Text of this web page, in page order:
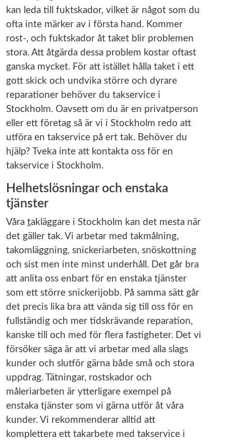
kan leda till fuktskador, vilket är något som du
ofta inte märker av i första hand. Kommer
rost-, och fuktskador åt taket blir problemen
stora. Att åtgärda dessa problem kostar oftast
ganska mycket. För att istället hålla taket i ett
gott skick och undvika större och dyrare
reparationer behöver du takservice i
Stockholm. Oavsett om du är en privatperson
eller ett företag så är vi i Stockholm redo att
utföra en takservice på ert tak. Behöver du
hjälp? Tveka inte att kontakta oss för en
takservice i Stockholm.
Helhetslösningar och enstaka
tjänster
Våra takläggare i Stockholm kan det mesta när
det gäller tak. Vi arbetar med takmålning,
takomläggning, snickeriarbeten, snöskottning
och sist men inte minst underhåll. Det går bra
att anlita oss enbart för en enstaka tjänster
som ett större snickerijobb. På samma sätt går
det precis lika bra att vända sig till oss för en
fullständig och mer tidskrävande reparation,
kanske till och med för flera fastigheter. Det vi
försöker säga är att vi arbetar med alla slags
kunder och slutför gärna både små och stora
uppdrag. Tätningar, rostskador och
måleriarbeten är ytterligare exempel på
enstaka tjänster som vi gärna utför åt våra
kunder. Vi rekommenderar alltid att
komplettera ett takarbete med takservice i